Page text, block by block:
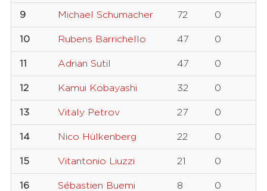
9 Michael Schumacher 72 0
10 Rubens Barrichello 47 0
11 Adrian Sutil 47 0
12 Kamui Kobayashi 32 0
13 Vitaly Petrov 27 0
14 Nico Hülkenberg 22 0
15 Vitantonio Liuzzi 21 0
16 Sébastien Buemi 8 0